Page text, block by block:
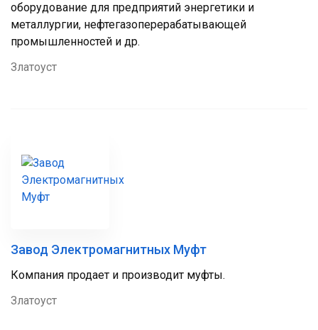
оборудование для предприятий энергетики и
металлургии, нефтегазоперерабатывающей
промышленностей и др.
Златоуст
Завод Электромагнитных Муфт
Компания продает и производит муфты.
Златоуст